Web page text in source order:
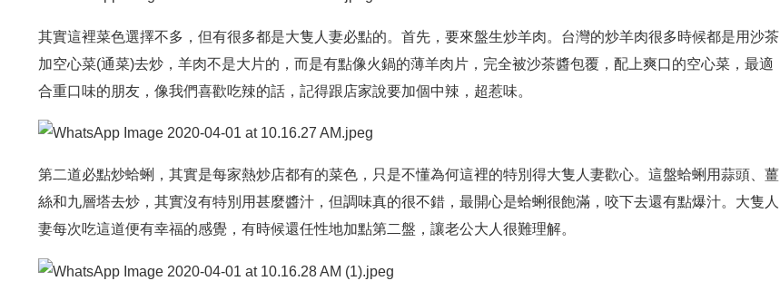
其實這裡菜色選擇不多，但有很多都是大隻人妻必點的。首先，要來盤生炒羊肉。台灣的炒羊肉很多時候都是用沙茶
加空心菜(通菜)去炒，羊肉不是大片的，而是有點像火鍋的薄羊肉片，完全被沙茶醬包覆，配上爽口的空心菜，最適
合重口味的朋友，像我們喜歡吃辣的話，記得跟店家說要加個中辣，超惹味。
第二道必點炒蛤蜊，其實是每家熱炒店都有的菜色，只是不懂為何這裡的特別得大隻人妻歡心。這盤蛤蜊用蒜頭、薑
絲和九層塔去炒，其實沒有特別用甚麼醬汁，但調味真的很不錯，最開心是蛤蜊很飽滿，咬下去還有點爆汁。大隻人
妻每次吃這道便有幸福的感覺，有時候還任性地加點第二盤，讓老公大人很難理解。